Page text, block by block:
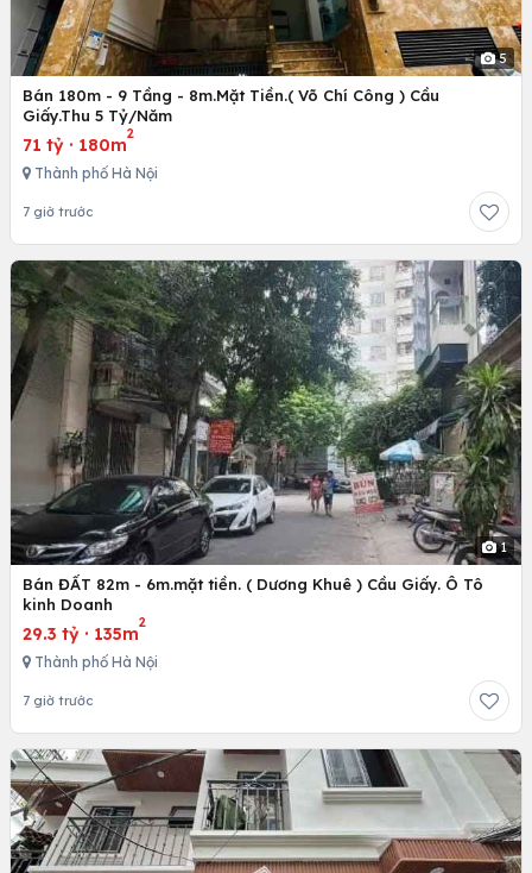
5
Bán 180m - 9 Tầng - 8m.Mặt Tiền.( Võ Chí Công ) Cầu
Giấy.Thu 5 Tỷ/Năm
71 tỷ · 180m
2
Thành phố Hà Nội
7 giờ trước
1
Bán ĐẤT 82m - 6m.mặt tiền. ( Dương Khuê ) Cầu Giấy. Ô Tô
kinh Doanh
29.3 tỷ · 135m
2
Thành phố Hà Nội
7 giờ trước